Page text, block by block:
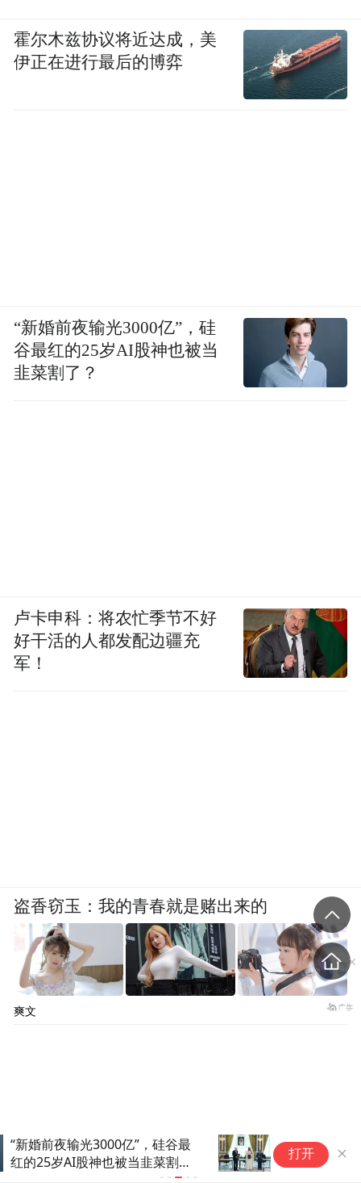
沙特、土耳其和巴基斯坦签了：
攻击一国视作攻击三国
打开
霍尔木兹协议将近达成，美
伊正在进行最后的博弈
“新婚前夜输光3000亿”，硅
谷最红的25岁AI股神也被当
韭菜割了？
卢卡申科：将农忙季节不好
好干活的人都发配边疆充
军！
盗香窃玉：我的青春就是赌出来的
爽文